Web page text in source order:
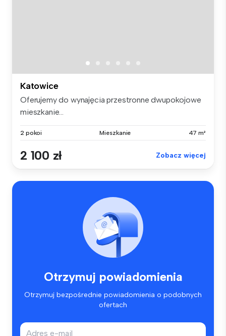
Katowice
Oferujemy do wynajęcia przestronne dwupokojowe
mieszkanie...
2 pokoi Mieszkanie 47 m²
2 100 zł Zobacz więcej
Otrzymuj powiadomienia
Otrzymuj bezpośrednie powiadomienia o podobnych
ofertach